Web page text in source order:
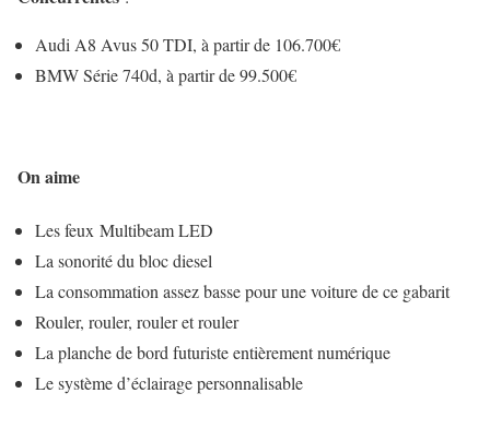
Audi A8 Avus 50 TDI, à partir de 106.700€
BMW Série 740d, à partir de 99.500€
On aime
Les feux Multibeam LED
La sonorité du bloc diesel
La consommation assez basse pour une voiture de ce gabarit
Rouler, rouler, rouler et rouler
La planche de bord futuriste entièrement numérique
Le système d’éclairage personnalisable